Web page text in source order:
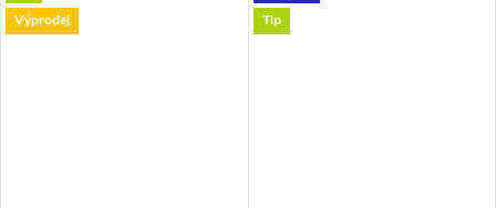
Výprodej
Tip